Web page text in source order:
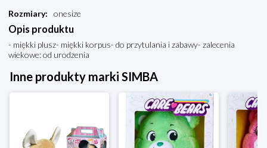
Rozmiary: onesize
Opis produktu
- miękki plusz- miękki korpus- do przytulania i zabawy- zalecenia
wiekowe: od urodzenia
Inne produkty marki SIMBA